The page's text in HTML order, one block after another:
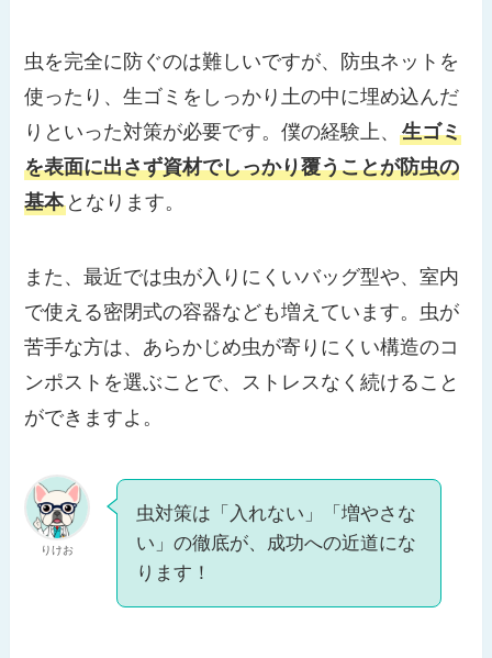
虫を完全に防ぐのは難しいですが、防虫ネットを
使ったり、生ゴミをしっかり土の中に埋め込んだ
りといった対策が必要です。僕の経験上、生ゴミ
を表面に出さず資材でしっかり覆うことが防虫の
基本 となります。
また、最近では虫が入りにくいバッグ型や、室内
で使える密閉式の容器なども増えています。虫が
苦手な方は、あらかじめ虫が寄りにくい構造のコ
ンポストを選ぶことで、ストレスなく続けること
ができますよ。
りけお
虫対策は「入れない」「増やさな
い」の徹底が、成功への近道にな
ります！